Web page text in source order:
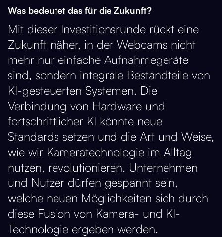
Was bedeutet das für die Zukunft?
Mit dieser Investitionsrunde rückt eine
Zukunft näher, in der Webcams nicht
mehr nur einfache Aufnahmegeräte
sind, sondern integrale Bestandteile von
KI-gesteuerten Systemen. Die
Verbindung von Hardware und
fortschrittlicher KI könnte neue
Standards setzen und die Art und Weise,
wie wir Kameratechnologie im Alltag
nutzen, revolutionieren. Unternehmen
und Nutzer dürfen gespannt sein,
welche neuen Möglichkeiten sich durch
diese Fusion von Kamera- und KI-
Technologie ergeben werden.